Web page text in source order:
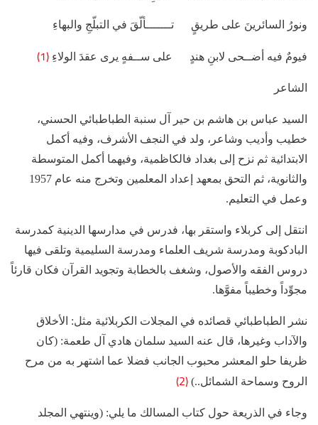
ونورُ السائرينَ على طريقٍ تـــــــألّقَ في التبلّجِ والبهاءِ
فيومٌ فيه أضــحى لابنِ هندٍ على ســفهٍ يرى عقدَ الولاءِ (1)
الشاعر
السيد عباس بن هاشم بن حير آل سنبة الطباطبائي الحسني،
خطيب وأديب وشاعر، ولد في النجف الأشرف، وفيه أكمل
الابتدائية ثم نزح إلى بغداد فالكاظمية، وفيهما أكمل المتوسطة
والثانوية، ثم التحق بمعهد إعداد المعلمين وتخرج منه عام 1957
وعمل في التعليم.
انتقل إلى كربلاء واستقر بها، فدرس في مدارسها الدينية كمدرسة
البادكوبة ومدرسة شريف العلماء ومدرسة السليمية وتلقى فيها
دروس الفقه والأصول، وشغف بالخطابة وتجويد القرآن فكان قارئاً
مجوِّداً وخطيباً مفوَّها.
نشر الطباطبائي قصائده في المجلات الكربلائية مثل: الأخلاق
والآداب وغيرها، قال عنه السيد سلمان هادي آل طعمة: (كان
ظريفا حلو المعشر محبوب الجانب فضلا عما اشتهر به من مرح
الروح وسماحة الشمائل..) (2)
وجاء في الذريعة حول كتاب المسالك ما يلي: (وينتهي المجلد